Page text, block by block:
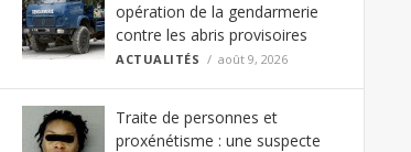
opération de la gendarmerie
contre les abris provisoires
ACTUALITÉS août 9, 2026
Traite de personnes et
proxénétisme : une suspecte